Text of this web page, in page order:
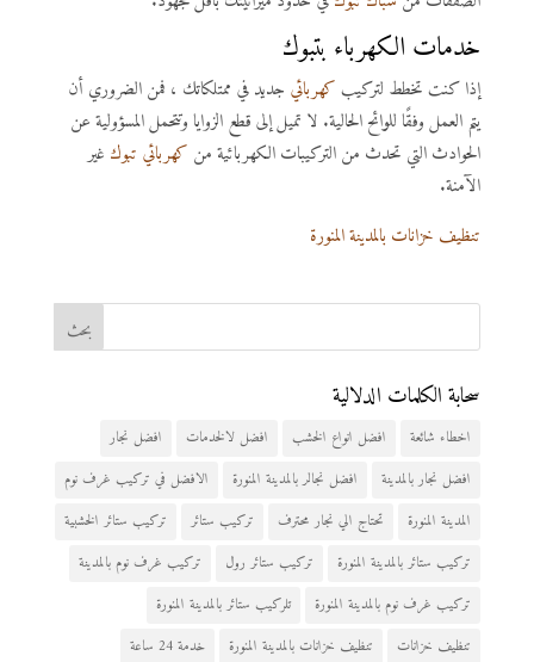
خدمات الكهرباء بتبوك
إذا كنت تخطط لتركيبكهربائي جديد في ممتلكاتك ، فمن الضروري أن
يتم العمل وفقًا للوائح الحالية. لا تميل إلى قطع الزوايا وتتحمل المسؤولية عن
الحوادث التي تحدث من التركيبات الكهربائية من كهربائي تبوك غير
الآمنة.
تنظيف خزانات بالمدينة المنورة
سحابة الكلمات الدلالية
اخطاء شائعة افضل انواع الخشب افضل لالخدمات
افضل نجار
افضل نجار بالمدينة
افضل نجالر بالمدينة المنورة
الافضل في تركيب غرف نوم
المدينة المنورة
تحتاج الي نجار محترف تركيب ستائر
تركيب ستائر الخشبية
تركيب ستائر بالمدينة المنورة
تركيب ستائر رول
تركيب غرف نوم بالمدينة
تركيب غرف نوم بالمدينة المنورة
تلركيب ستائر بالمدينة المنورة
تنظيف خزانات
تنظيف خزانات بالمدينة المنورة
خدمة 24 ساعة